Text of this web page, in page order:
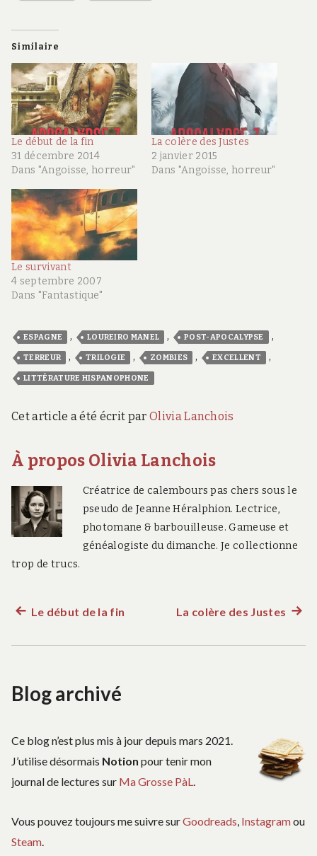
Similaire
Le début de la fin
31 décembre 2014
Dans "Angoisse, horreur"
La colère des Justes
2 janvier 2015
Dans "Angoisse, horreur"
Le survivant
4 septembre 2007
Dans "Fantastique"
ESPAGNE , LOUREIRO MANEL , POST-APOCALYPSE ,
TERREUR , TRILOGIE , ZOMBIES , EXCELLENT ,
LITTÉRATURE HISPANOPHONE
Cet article a été écrit par Olivia Lanchois
À propos Olivia Lanchois
Créatrice de calembours pas chers sous le
pseudo de Jeanne Héralphion. Lectrice,
photomane & barbouilleuse. Gameuse et
généalogiste du dimanche. Je collectionne
trop de trucs.
l’article
Article
Le début de la fin La colère des Justes
Blog archivé
Ce blog n’est plus mis à jour depuis mars 2021.
J’utilise désormais Notion pour tenir mon
journal de lectures sur Ma Grosse PàL.
Vous pouvez toujours me suivre surGoodreads, Instagramou
Steam.